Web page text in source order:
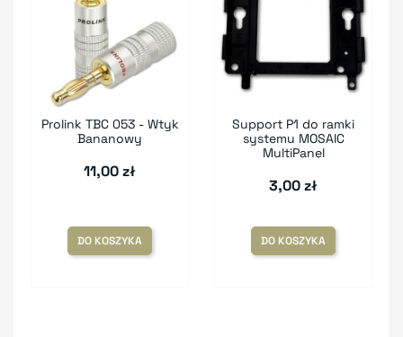
Prolink TBC 053 - Wtyk
Bananowy
11,00 zł
DO KOSZYKA
Support P1 do ramki
systemu MOSAIC
MultiPanel
3,00 zł
DO KOSZYKA